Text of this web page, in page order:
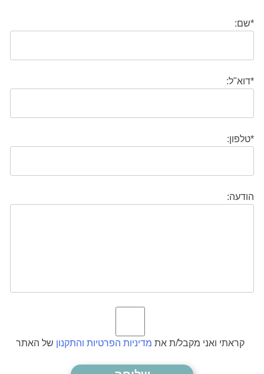
*שם:
*דוא"ל:
*טלפון:
הודעה:
קראתי ואני מקבל/ת את מדיניות הפרטיות והתקנון של האתר